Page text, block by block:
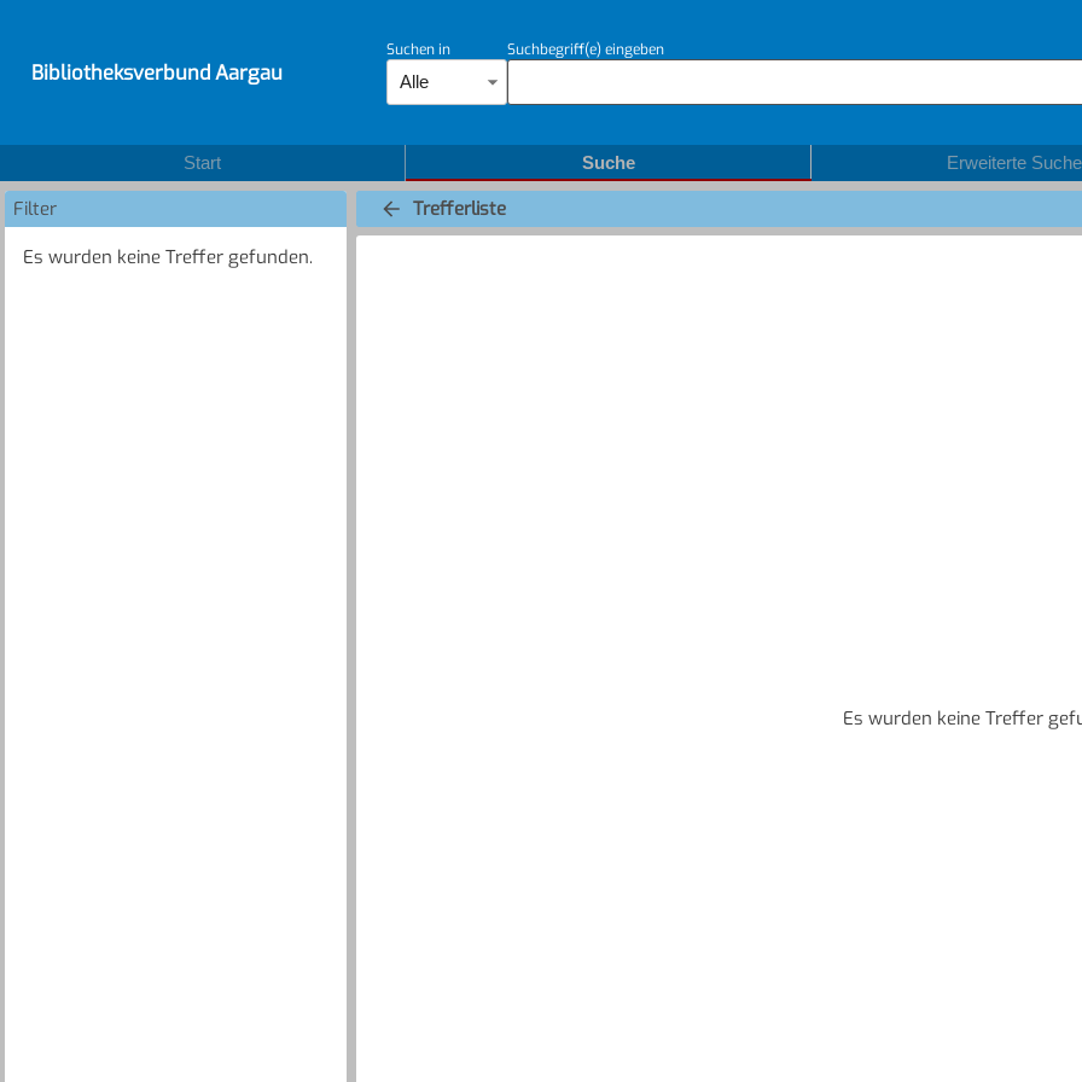
Bibliotheksverbund Aargau
Suchen in
Alle
Suchbegriff(e) eingeben
Start Suche Erweiterte Suche
Filter
Es wurden keine Treffer gefunden.
Trefferliste
Es wurden keine Treffer